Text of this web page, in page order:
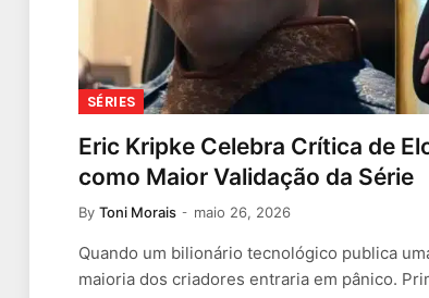
SÉRIES
Eric Kripke Celebra Crítica de
como Maior Validação da Série
By Toni Morais maio 26, 2026
Quando um bilionário tecnológico publica
maioria dos criadores entraria em pânico.